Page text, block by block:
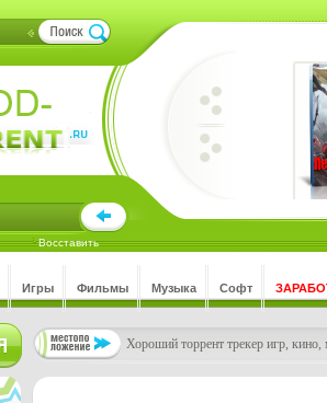
Восставить
Игры Фильмы Музыка Софт
Хороший торрент трекер игр,